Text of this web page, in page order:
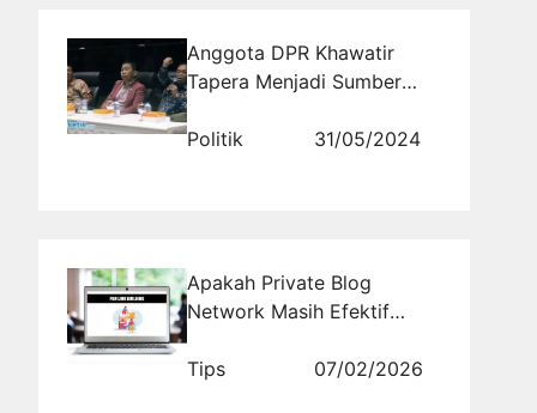
Anggota DPR Khawatir
Tapera Menjadi Sumber
Politik
31/05/2024
Apakah Private Blog
Network Masih Efektif
Tips
07/02/2026